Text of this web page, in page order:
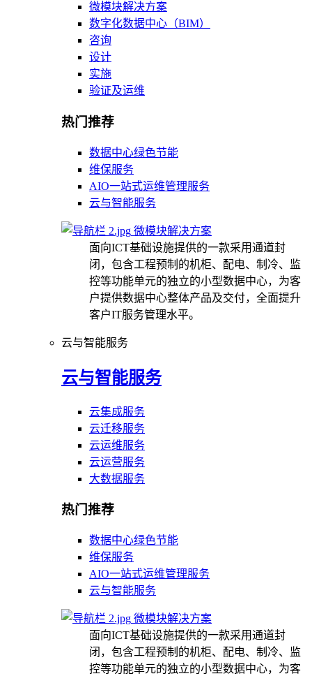
微模块解决方案
数字化数据中心（BIM）
咨询
设计
实施
验证及运维
热门推荐
数据中心绿色节能
维保服务
AIO一站式运维管理服务
云与智能服务
微模块解决方案
面向ICT基础设施提供的一款采用通道封
闭，包含工程预制的机柜、配电、制冷、监
控等功能单元的独立的小型数据中心，为客
户提供数据中心整体产品及交付，全面提升
客户IT服务管理水平。
云与智能服务
云与智能服务
云集成服务
云迁移服务
云运维服务
云运营服务
大数据服务
热门推荐
数据中心绿色节能
维保服务
AIO一站式运维管理服务
云与智能服务
微模块解决方案
面向ICT基础设施提供的一款采用通道封
闭，包含工程预制的机柜、配电、制冷、监
控等功能单元的独立的小型数据中心，为客